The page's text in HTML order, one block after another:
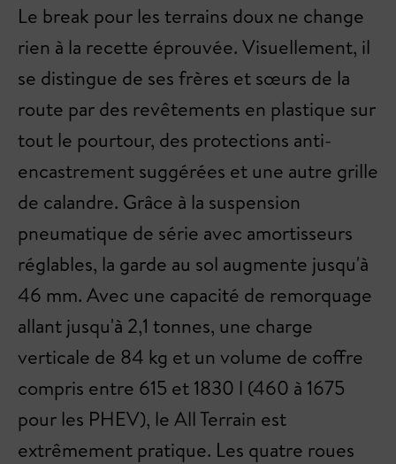
Le break pour les terrains doux ne change
rien à la recette éprouvée. Visuellement, il
se distingue de ses frères et sœurs de la
route par des revêtements en plastique sur
tout le pourtour, des protections anti-
encastrement suggérées et une autre grille
de calandre. Grâce à la suspension
pneumatique de série avec amortisseurs
réglables, la garde au sol augmente jusqu'à
46 mm. Avec une capacité de remorquage
allant jusqu'à 2,1 tonnes, une charge
verticale de 84 kg et un volume de coffre
compris entre 615 et 1830 l (460 à 1675
pour les PHEV), le All Terrain est
extrêmement pratique. Les quatre roues